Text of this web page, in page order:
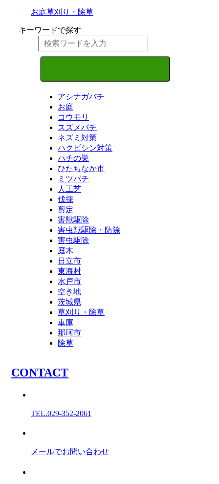
お庭草刈り・除草
キーワードで探す
アシナガバチ
お庭
コウモリ
スズメバチ
ネズミ対策
ハクビシン対策
ハチの巣
ひたちなか市
ミツバチ
人工芝
伐採
剪定
害獣駆除
害虫獣駆除・防除
害虫駆除
庭木
日立市
東海村
水戸市
空き地
茨城県
草刈り・除草
車庫
那珂市
除草
CONTACT
TEL.029-352-2061
メールでお問い合わせ